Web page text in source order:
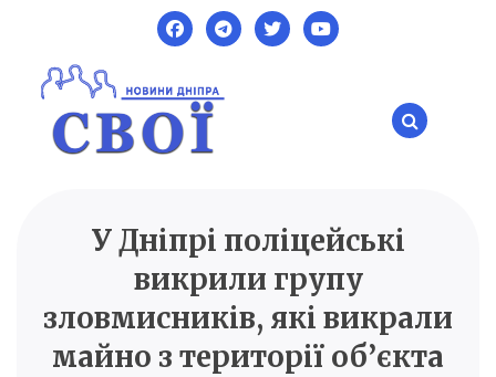
content
SVOI.DP.UA
Новини Дніпра
У Дніпрі поліцейські
викрили групу
зловмисників, які викрали
майно з території об’єкта